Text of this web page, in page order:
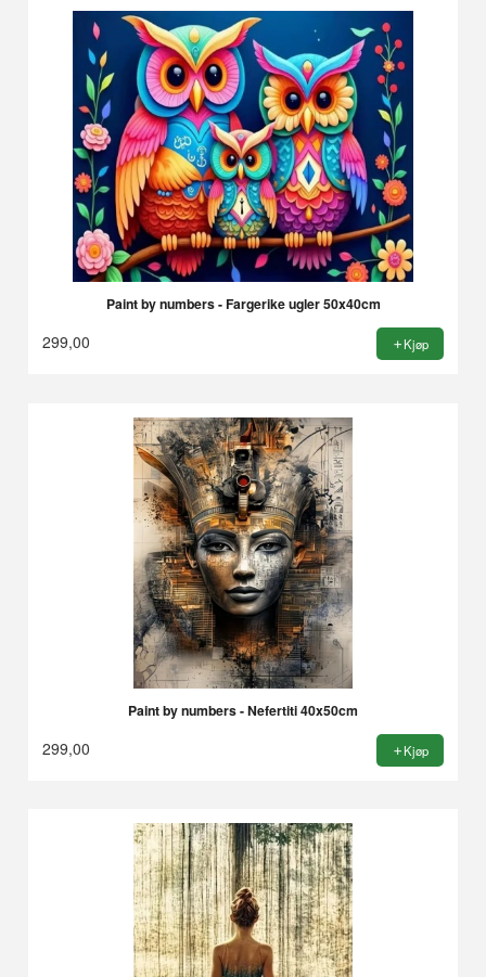
Paint by numbers - Fargerike ugler 50x40cm
299,00 Kjøp
Paint by numbers - Nefertiti 40x50cm
299,00 Kjøp